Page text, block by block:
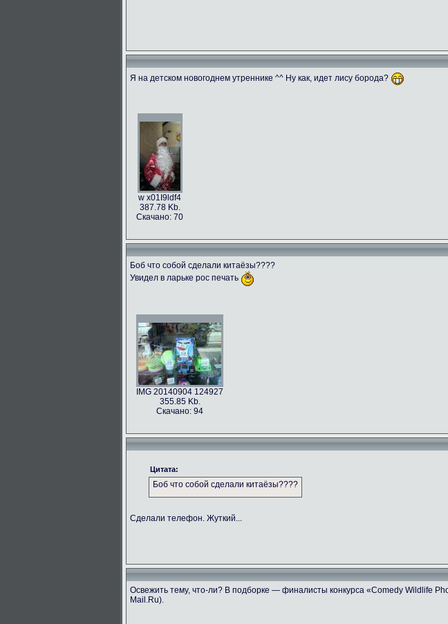
Я на детском новогоднем утреннике ^^ Ну как, идет лису борода?
w x01I9ldf4
387.78 Kb.
Скачано: 70
Боб что собой сделали китаёзы????
Увидел в ларьке рос печать
IMG 20140904 124927
355.85 Kb.
Скачано: 94
Цитата:
Боб что собой сделали китаёзы????
Сделали телефон. Жуткий...
Освежить тему, что-ли? В подборке — финалисты конкурса «Comedy Wildlife
Mail.Ru).